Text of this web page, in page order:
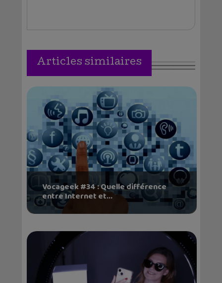
Articles similaires
Vocageek #34 : Quelle différence
entre Internet et...